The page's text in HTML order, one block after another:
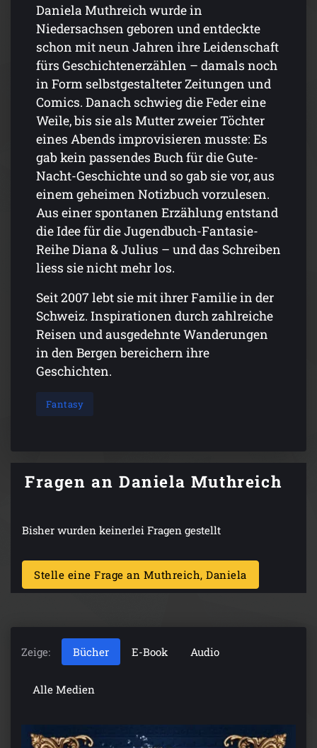
Daniela Muthreich wurde in
Niedersachsen geboren und entdeckte
schon mit neun Jahren ihre Leidenschaft
fürs Geschichtenerzählen – damals noch
in Form selbstgestalteter Zeitungen und
Comics. Danach schwieg die Feder eine
Weile, bis sie als Mutter zweier Töchter
eines Abends improvisieren musste: Es
gab kein passendes Buch für die Gute-
Nacht-Geschichte und so gab sie vor, aus
einem geheimen Notizbuch vorzulesen.
Aus einer spontanen Erzählung entstand
die Idee für die Jugendbuch-Fantasie-
Reihe Diana & Julius – und das Schreiben
liess sie nicht mehr los.
Seit 2007 lebt sie mit ihrer Familie in der
Schweiz. Inspirationen durch zahlreiche
Reisen und ausgedehnte Wanderungen
in den Bergen bereichern ihre
Geschichten.
Fantasy
Fragen an Daniela Muthreich
Bisher wurden keinerlei Fragen gestellt
Stelle eine Frage an Muthreich, Daniela
Zeige: Bücher E-Book Audio
Alle Medien